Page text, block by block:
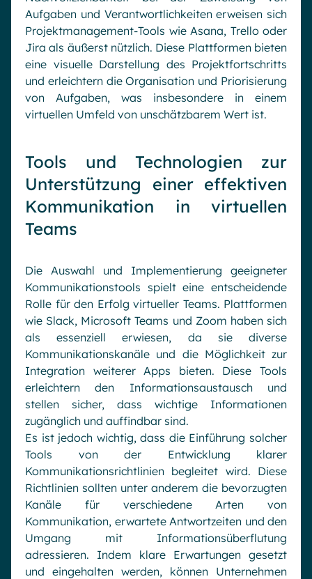
Aufgaben und Verantwortlichkeiten erweisen sich
Projektmanagement-Tools wie Asana, Trello oder
Jira als äußerst nützlich. Diese Plattformen bieten
eine visuelle Darstellung des Projektfortschritts
und erleichtern die Organisation und Priorisierung
von Aufgaben, was insbesondere in einem
virtuellen Umfeld von unschätzbarem Wert ist.
Tools und Technologien zur
Unterstützung einer effektiven
Kommunikation in virtuellen
Teams
Die Auswahl und Implementierung geeigneter
Kommunikationstools spielt eine entscheidende
Rolle für den Erfolg virtueller Teams. Plattformen
wie Slack, Microsoft Teams und Zoom haben sich
als essenziell erwiesen, da sie diverse
Kommunikationskanäle und die Möglichkeit zur
Integration weiterer Apps bieten. Diese Tools
erleichtern den Informationsaustausch und
stellen sicher, dass wichtige Informationen
zugänglich und auffindbar sind.
Es ist jedoch wichtig, dass die Einführung solcher
Tools von der Entwicklung klarer
Kommunikationsrichtlinien begleitet wird. Diese
Richtlinien sollten unter anderem die bevorzugten
Kanäle für verschiedene Arten von
Kommunikation, erwartete Antwortzeiten und den
Umgang mit Informationsüberflutung
adressieren. Indem klare Erwartungen gesetzt
und eingehalten werden, können Unternehmen